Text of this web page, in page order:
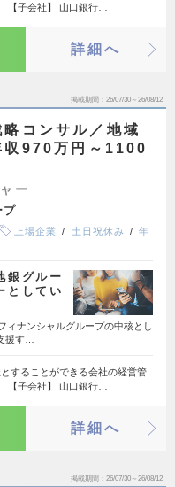
【子会社】 山口銀行…
詳細へ
掲載期間 26/07/30～26/08/12
略コンサル／地域
収970万円～1100
ー
プ
上場企業 土日祝休み
年
銀グルー
としてい
ィナンシャルグループの中核とし
援す…
することができる会社の経営管
【子会社】 山口銀行…
詳細へ
掲載期間 26/07/30～26/08/12